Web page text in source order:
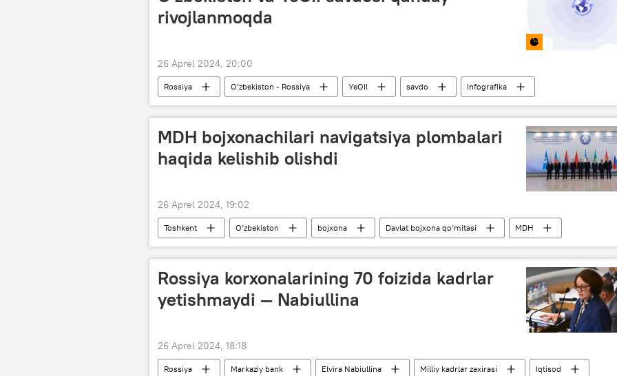
rivojlanmoqda
26 Aprel 2024, 20:00
Rossiya O‘zbekiston - Rossiya YeOII savdo Infografika
MDH bojxonachilari navigatsiya plombalari
haqida kelishib olishdi
26 Aprel 2024, 19:02
Toshkent O‘zbekiston bojxona Davlat bojxona qo‘mitasi MDH
Rossiya korxonalarining 70 foizida kadrlar
yetishmaydi — Nabiullina
26 Aprel 2024, 18:18
Rossiya Markaziy bank Elvira Nabiullina Milliy kadrlar zaxirasi Iqtisod